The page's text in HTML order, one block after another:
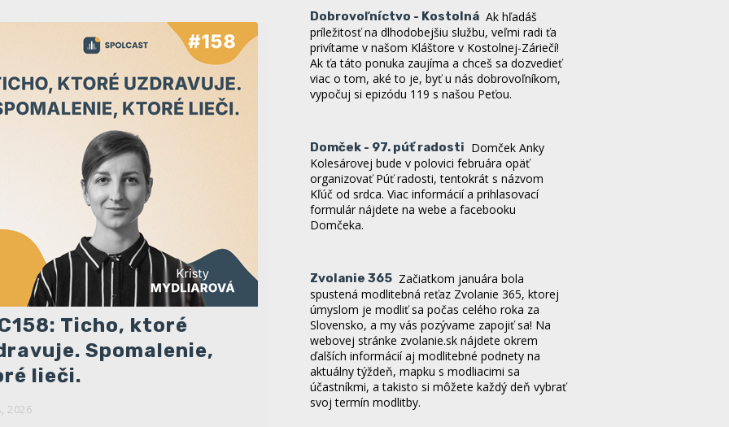
Ticho, ktoré
Spomalenie,
lieči.
2026
príležitosť na dlhodobejšiu službu, veľmi radi ťa
privítame v našom Kláštore v Kostolnej-Záriečí!
Ak ťa táto ponuka zaujíma a chceš sa dozvedieť
viac o tom, aké to je, byť u nás dobrovoľníkom,
vypočuj si epizódu 119 s našou Peťou.
Kolesárovej bude v polovici februára opäť
organizovať Púť radosti, tentokrát s názvom
Kľúč od srdca. Viac informácií a prihlasovací
formulár nájdete na webe a facebooku
Domčeka.
spustená modlitebná reťaz Zvolanie 365, ktorej
úmyslom je modliť sa počas celého roka za
Slovensko, a my vás pozývame zapojiť sa! Na
webovej stránke zvolanie.sk nájdete okrem
ďalších informácií aj modlitebné podnety na
aktuálny týždeň, mapku s modliacimi sa
účastníkmi, a takisto si môžete každý deň vybrať
svoj termín modlitby.